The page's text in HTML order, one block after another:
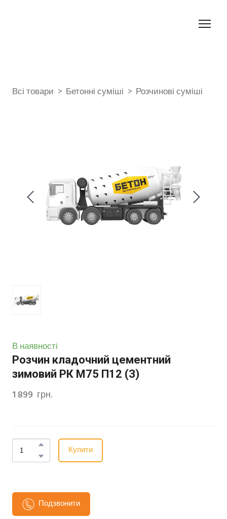
Всі товари Бетонні суміші Розчинові суміші
В наявності
Розчин кладочний цементний
зимовий РК М75 П12 (З)
1 899  грн.
Купити
Подзвонити